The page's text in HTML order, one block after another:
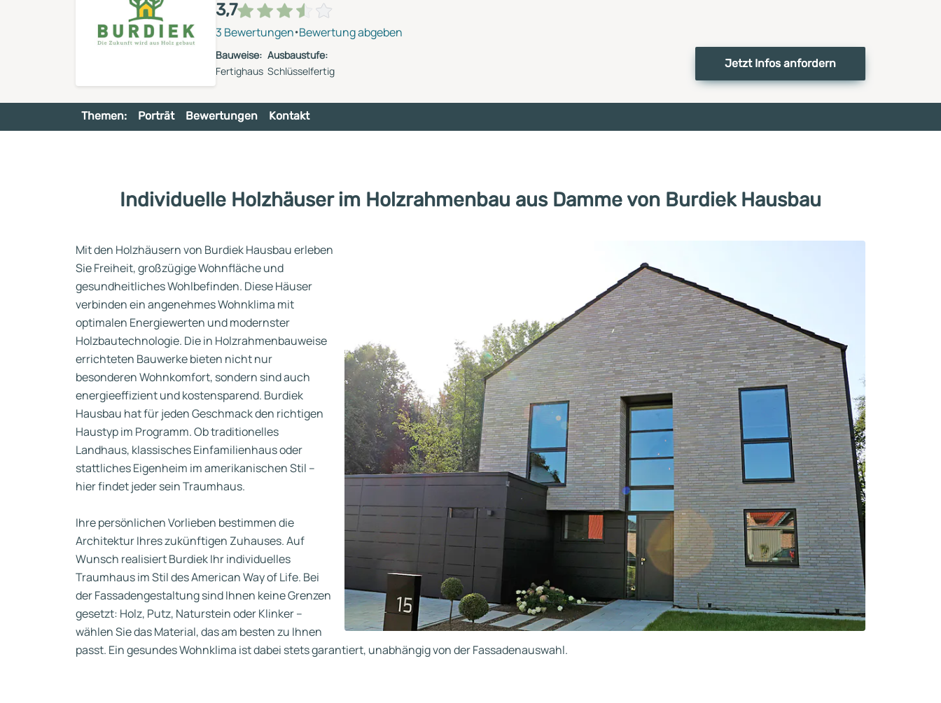
Einliegerwohnung
3,7
3 Bewertungen·Bewertung abgeben
Bauweise:
Fertighaus
Ausbaustufe:
Schlüsselfertig
Jetzt Infos anfordern
Themen: Porträt Bewertungen Kontakt
Individuelle Holzhäuser im Holzrahmenbau aus Damme von Burdiek Hausbau
Mit den Holzhäusern von Burdiek Hausbau erleben
Sie Freiheit, großzügige Wohnfläche und
gesundheitliches Wohlbefinden. Diese Häuser
verbinden ein angenehmes Wohnklima mit
optimalen Energiewerten und modernster
Holzbautechnologie. Die in Holzrahmenbauweise
errichteten Bauwerke bieten nicht nur
besonderen Wohnkomfort, sondern sind auch
energieeffizient und kostensparend. Burdiek
Hausbau hat für jeden Geschmack den richtigen
Haustyp im Programm. Ob traditionelles
Landhaus, klassisches Einfamilienhaus oder
stattliches Eigenheim im amerikanischen Stil –
hier findet jeder sein Traumhaus.
Ihre persönlichen Vorlieben bestimmen die
Architektur Ihres zukünftigen Zuhauses. Auf
Wunsch realisiert Burdiek Ihr individuelles
Traumhaus im Stil des American Way of Life. Bei
der Fassadengestaltung sind Ihnen keine Grenzen
gesetzt: Holz, Putz, Naturstein oder Klinker –
wählen Sie das Material, das am besten zu Ihnen
passt. Ein gesundes Wohnklima ist dabei stets garantiert, unabhängig von der Fassadenauswahl.